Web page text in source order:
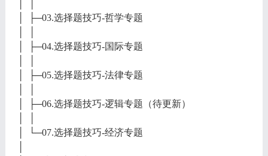
│ ├─03.选择题技巧-哲学专题
│ ├─04.选择题技巧-国际专题
│ ├─05.选择题技巧-法律专题
│ ├─06.选择题技巧-逻辑专题（待更新）
│ └─07.选择题技巧-经济专题